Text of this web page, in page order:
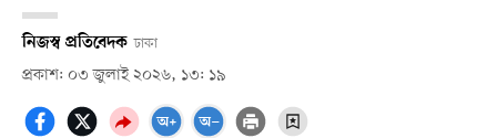
নিজস্ব প্রতিবেদক ঢাকা
প্রকাশ: ০৩ জুলাই ২০২৬, ১৩: ১৯